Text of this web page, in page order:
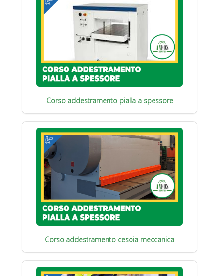
Corso addestramento pialla a spessore
Corso addestramento cesoia meccanica